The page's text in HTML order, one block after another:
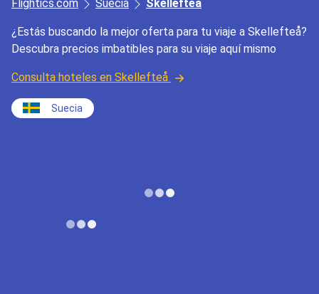
Flightics.com Suecia Skellefteå
¿Estás buscando la mejor oferta para tu viaje a Skellefteå?
Descubra precios imbatibles para su viaje aquí mismo
Consulta hoteles en Skellefteå
Suecia